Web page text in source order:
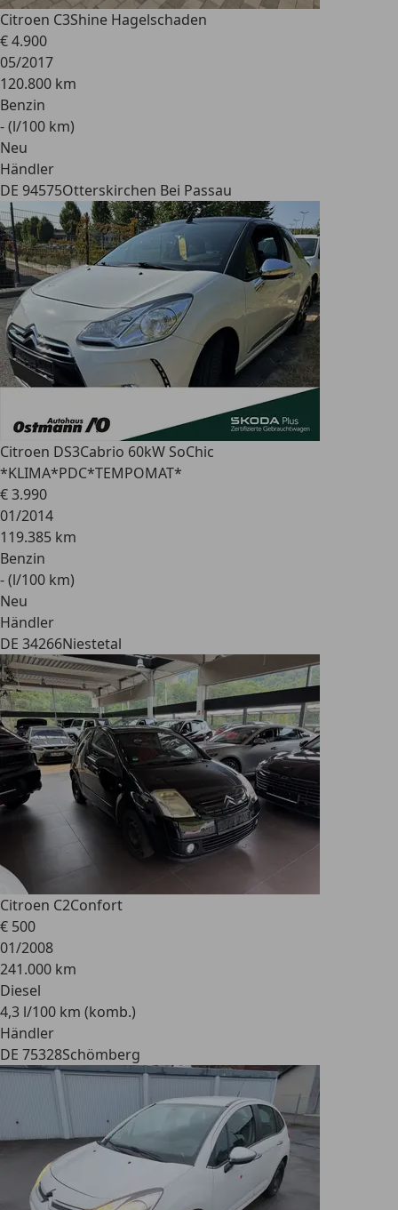
Citroen C3Shine Hagelschaden
€ 4.900
05/2017
120.800 km
Benzin
- (l/100 km)
Neu
Händler
DE 94575Otterskirchen Bei Passau
Citroen DS3Cabrio 60kW SoChic
*KLIMA*PDC*TEMPOMAT*
€ 3.990
01/2014
119.385 km
Benzin
- (l/100 km)
Neu
Händler
DE 34266Niestetal
Citroen C2Confort
€ 500
01/2008
241.000 km
Diesel
4,3 l/100 km (komb.)
Händler
DE 75328Schömberg